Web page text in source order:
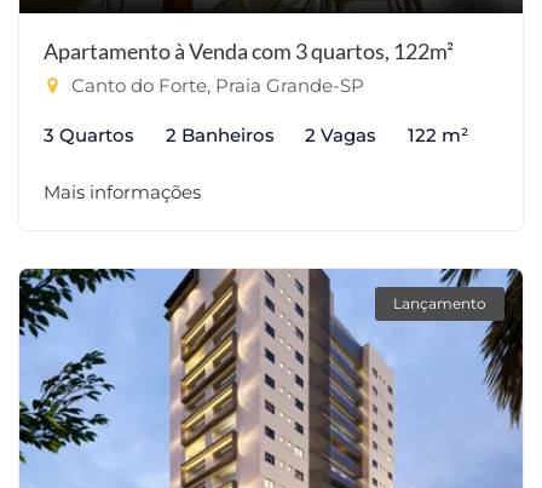
Apartamento à Venda com 3 quartos, 122m²
Canto do Forte, Praia Grande-SP
3 Quartos 2 Banheiros 2 Vagas 122 m²
Mais informações
Lançamento